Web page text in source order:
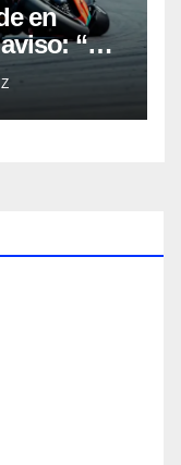
en
“No
3 del